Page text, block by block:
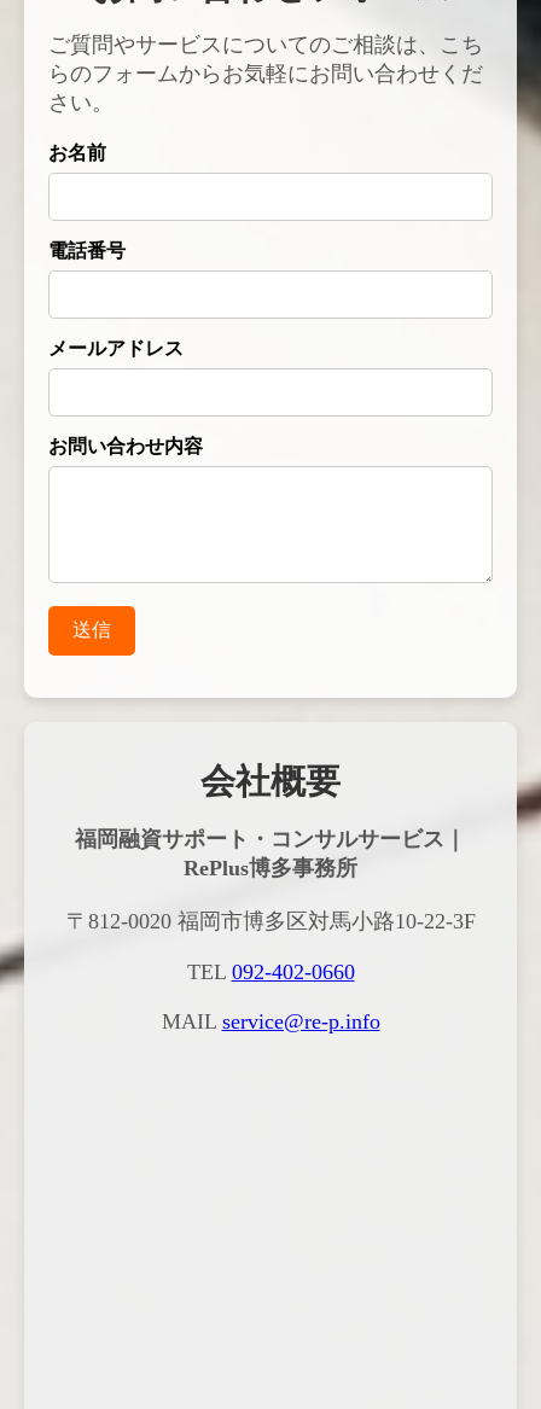
ご質問やサービスについてのご相談は、こち
らのフォームからお気軽にお問い合わせくだ
さい。
お名前
電話番号
メールアドレス
お問い合わせ内容
送信
会社概要
福岡融資サポート・コンサルサービス｜
RePlus博多事務所
〒812-0020 福岡市博多区対馬小路10-22-3F
TEL 092-402-0660
MAIL service@re-p.info